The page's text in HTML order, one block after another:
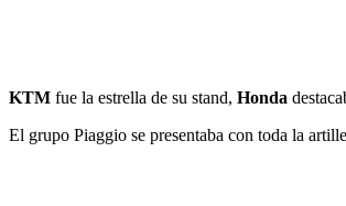
KTM fue la estrella de su stand, Honda
El grupo Piaggio se presentaba con toda la